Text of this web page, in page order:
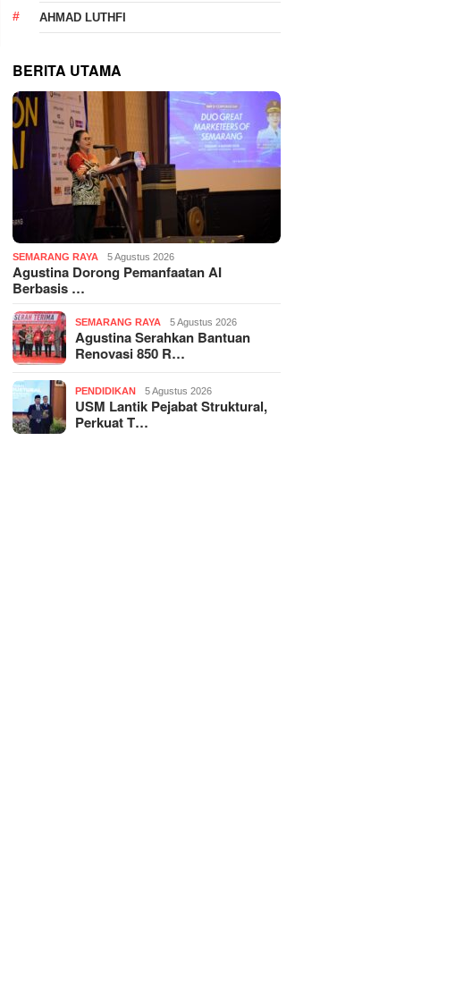
AHMAD LUTHFI
BERITA UTAMA
SEMARANG RAYA 5 Agustus 2026
Agustina Dorong Pemanfaatan AI
Berbasis …
SEMARANG RAYA 5 Agustus 2026
Agustina Serahkan Bantuan
Renovasi 850 R…
PENDIDIKAN 5 Agustus 2026
USM Lantik Pejabat Struktural,
Perkuat T…